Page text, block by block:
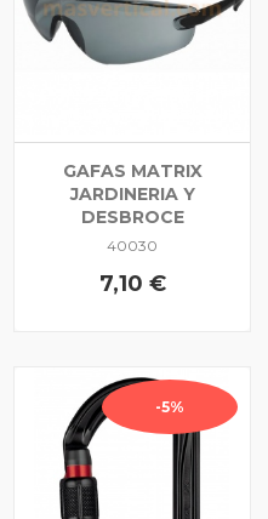
GAFAS MATRIX
JARDINERIA Y
DESBROCE
40030
7,10 €
-5%